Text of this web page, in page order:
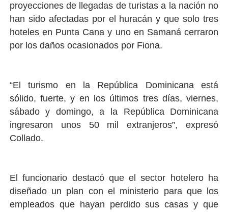
proyecciones de llegadas de turistas a la nación no
han sido afectadas por el huracán y que solo tres
hoteles en Punta Cana y uno en Samaná cerraron
por los daños ocasionados por Fiona.
“El turismo en la República Dominicana está
sólido, fuerte, y en los últimos tres días, viernes,
sábado y domingo, a la República Dominicana
ingresaron unos 50 mil extranjeros”, expresó
Collado.
El funcionario destacó que el sector hotelero ha
diseñado un plan con el ministerio para que los
empleados que hayan perdido sus casas y que